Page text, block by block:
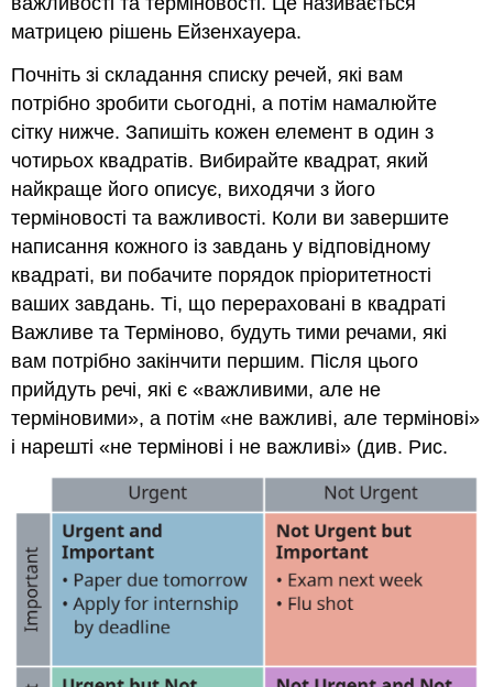
матрицею рішень Ейзенхауера.
Почніть зі складання списку речей, які вам
потрібно зробити сьогодні, а потім намалюйте
сітку нижче. Запишіть кожен елемент в один з
чотирьох квадратів. Вибирайте квадрат, який
найкраще його описує, виходячи з його
терміновості та важливості. Коли ви завершите
написання кожного із завдань у відповідному
квадраті, ви побачите порядок пріоритетності
ваших завдань. Ті, що перераховані в квадраті
Важливе та Терміново, будуть тими речами, які
вам потрібно закінчити першим. Після цього
прийдуть речі, які є «важливими, але не
терміновими», а потім «не важливі, але термінові»
і нарешті «не термінові і не важливі» (див. Рис.